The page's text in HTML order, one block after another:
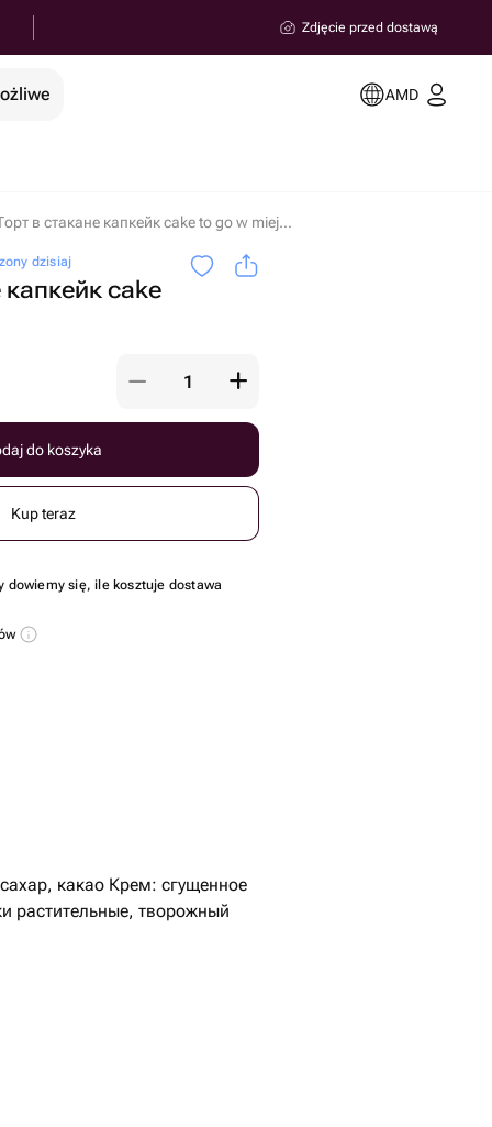
Zdjęcie przed dostawą
AMD
Торт в стакане капкейк cake to go w miejscowości Erywań
dzisiaj
капкейк cake
do koszyka
Kup teraz
dowiemy się, ile kosztuje dostawa
какао Крем: сгущенное
растительные, творожный